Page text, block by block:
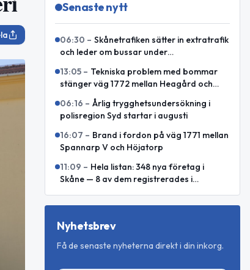
Senaste nytt
06:30 – Skånetrafiken sätter in extratrafik
och leder om bussar under
13:05 – Tekniska problem med bommar
stänger väg 1772 mellan Heagård och
Björnekulla hed
06:16 – Årlig trygghetsundersökning i
polisregion Syd startar i augusti
16:07 – Brand i fordon på väg 1771 mellan
Spannarp V och Höjatorp
11:09 – Hela listan: 348 nya företag i
Skåne — 8 av dem registrerades i
Nyhetsbrev
Få de senaste nyheterna direkt i din inkorg.